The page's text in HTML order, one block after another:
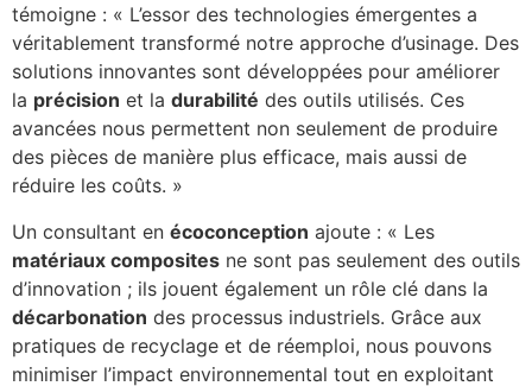
témoigne : « L’essor des technologies émergentes a
véritablement transformé notre approche d’usinage. Des
solutions innovantes sont développées pour améliorer
la précision et la durabilité des outils utilisés. Ces
avancées nous permettent non seulement de produire
des pièces de manière plus efficace, mais aussi de
réduire les coûts. »
Un consultant en écoconception ajoute : « Les
matériaux composites ne sont pas seulement des outils
d’innovation ; ils jouent également un rôle clé dans la
décarbonation des processus industriels. Grâce aux
pratiques de recyclage et de réemploi, nous pouvons
minimiser l’impact environnemental tout en exploitant